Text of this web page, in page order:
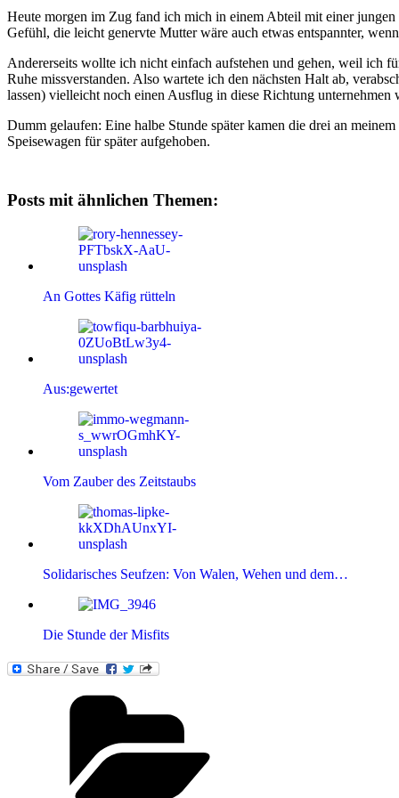
Heute morgen im Zug fand ich mich in einem Abteil mit einer
Gefühl, die leicht genervte Mutter wäre auch etwas entspannter,
Andererseits wollte ich nicht einfach aufstehen und gehen, weil ich
Ruhe missverstanden. Also wartete ich den nächsten Halt ab,
lassen) vielleicht noch einen Ausflug in diese Richtung unternehmen
Dumm gelaufen: Eine halbe Stunde später kamen die drei an
Speisewagen für später aufgehoben.
Posts mit ähnlichen Themen:
An Gottes Käfig rütteln
Aus:gewertet
Vom Zauber des Zeitstaubs
Solidarisches Seufzen: Von Walen, Wehen und dem…
Die Stunde der Misfits